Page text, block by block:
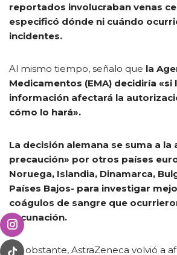
reportados involucraban venas
especificó dónde ni cuándo
incidentes.
Al mismo tiempo, señalo que la
Medicamentos (EMA) decidiría «si
información afectará la
cómo lo hará».
La decisión alemana se suma a
precaución» por otros países
Noruega, Islandia, Dinamarca,
Países Bajos- para investigar
coágulos de sangre que
vacunación.
No obstante, AstraZeneca volvió a